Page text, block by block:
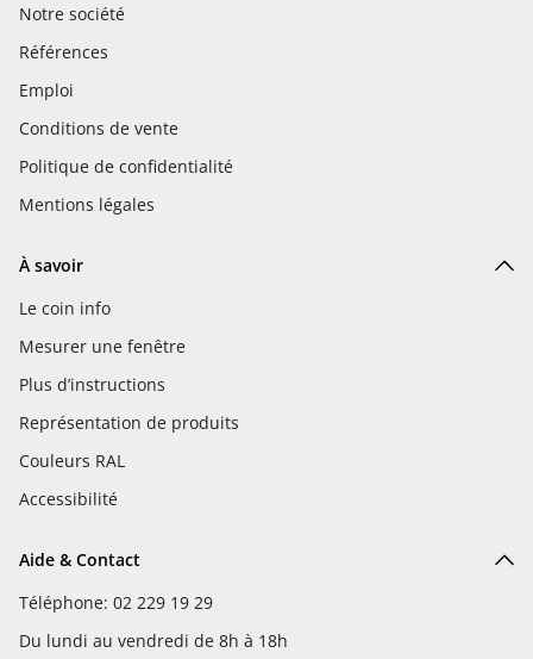
Notre société
Références
Emploi
Conditions de vente
Politique de confidentialité
Mentions légales
À savoir
Le coin info
Mesurer une fenêtre
Plus d’instructions
Représentation de produits
Couleurs RAL
Accessibilité
Aide & Contact
Téléphone: 02 229 19 29
Du lundi au vendredi de 8h à 18h